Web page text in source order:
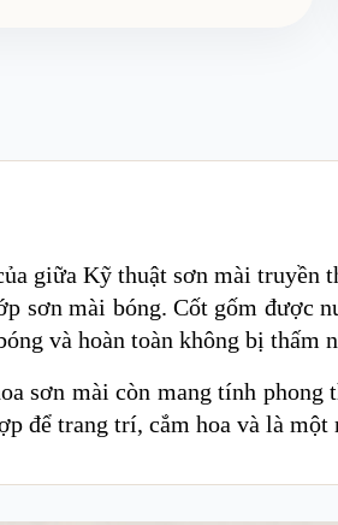
giữa Kỹ thuật sơn mài
sơn mài bóng. Cốt gốm được
và hoàn toàn không bị thấm
sơn mài còn mang tính
để trang trí, cắm hoa và là